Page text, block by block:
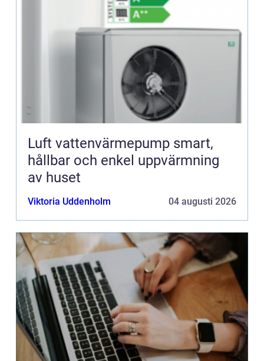
Luft vattenvärmepump smart,
hållbar och enkel uppvärmning
av huset
Viktoria Uddenholm 04 augusti 2026